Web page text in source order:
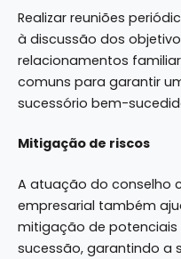
Realizar reuniões
à discussão dos
relacionamentos
comuns para garantir
sucessório bem-
Mitigação de riscos
A atuação do conselho
empresarial também
mitigação de potenciais
sucessão, garantindo a